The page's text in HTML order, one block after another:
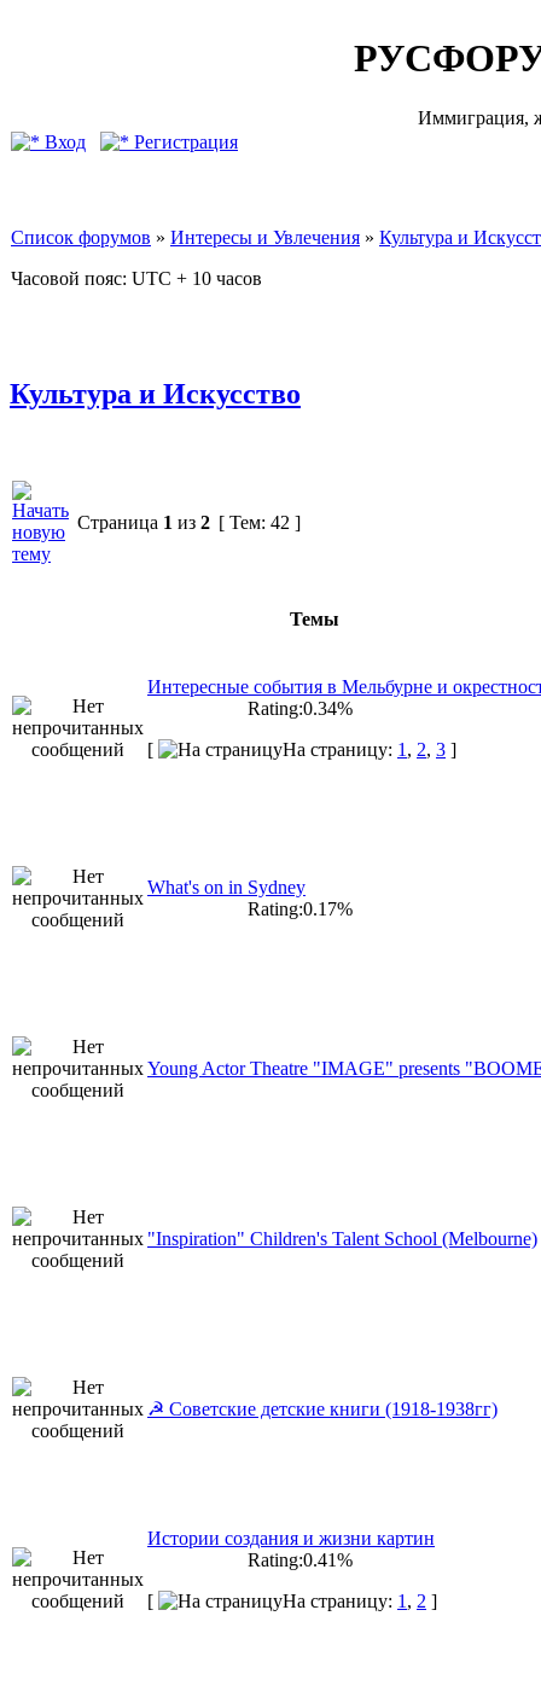
Иммиграция,
Вход
Регистрация
Список форумов » Интересы и Увлечения » Культура и
Часовой пояс: UTC + 10 часов
Культура и Искусство
Страница 1 из 2 [ Тем: 42 ]
Темы
Интересные события в Мельбурне и
Rating:0.34%
[
На страницу: 1 , 2, 3 ]
What's on in Sydney
Rating:0.17%
Young Actor Theatre "IMAGE" presents
"Inspiration" Children's Talent School (Melbourne)
☭ Советские детские книги (1918-1938гг)
Истории создания и жизни картин
Rating:0.41%
[
На страницу: 1 , 2 ]